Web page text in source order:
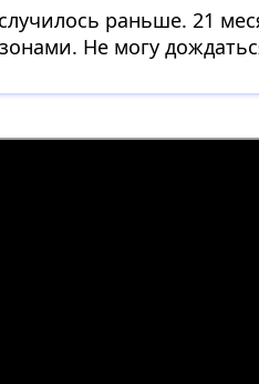
раньше. 21
Не могу